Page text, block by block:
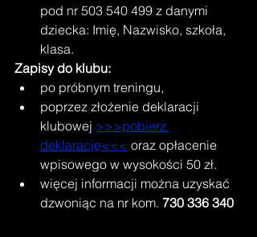
pod nr 503 540 499 z danymi
dziecka: Imię, Nazwisko, szkoła,
klasa.
Zapisy do klubu:
po próbnym treningu,
poprzez złożenie deklaracji
klubowej >>>pobierz
deklarację<<< oraz opłacenie
wpisowego w wysokości 50 zł.
więcej informacji można uzyskać
dzwoniąc na nr kom. 730 336 340